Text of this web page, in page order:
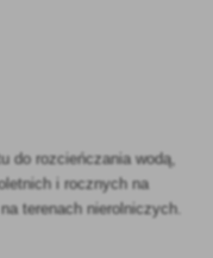
do rozcieńczania wodą,
i rocznych na
terenach nierolniczych.